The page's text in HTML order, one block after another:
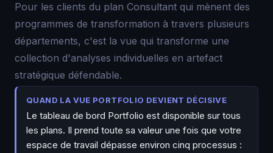
Pour les clients du plan Consultant qui mènent des
programmes de transformation à travers plusieurs
départements, c'est la vue qui transforme une
collection d'analyses individuelles en artefact
stratégique défendable.
QUAND LA VUE PORTFOLIO DEVIENT DÉCISIVE
Le tableau de bord Portfolio est disponible sur tous
les plans. Il prend toute sa valeur une fois que votre
espace de travail dépasse environ cinq processus :